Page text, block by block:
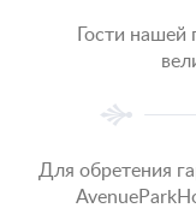
Гости
Для обретения